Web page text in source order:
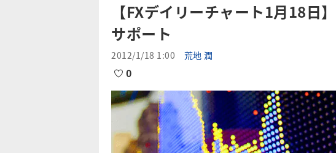
【FXデイリーチャート1月18日
サポート
2012/1/18 1:00 荒地 潤
0